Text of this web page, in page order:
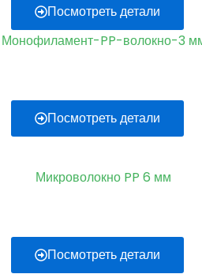
Посмотреть детали
Посмотреть детали
Посмотреть детали